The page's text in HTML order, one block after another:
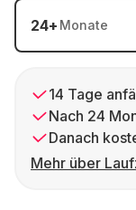
24+ Monate
14 Tage
Nach 24
Danach
Mehr über